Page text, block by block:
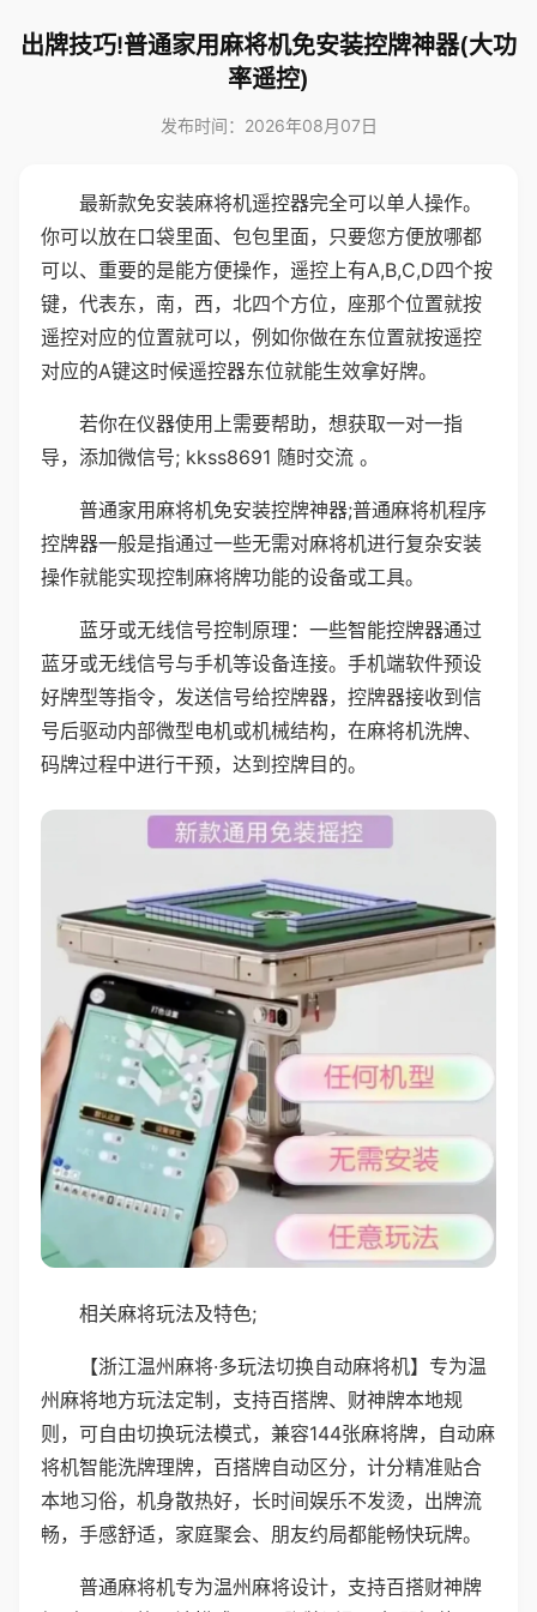
出牌技巧!普通家用麻将机免安装控牌神器(大功
率遥控)
发布时间：2026年08月07日
最新款免安装麻将机遥控器完全可以单人操作。
你可以放在口袋里面、包包里面，只要您方便放哪都
可以、重要的是能方便操作，遥控上有A,B,C,D四个按
键，代表东，南，西，北四个方位，座那个位置就按
遥控对应的位置就可以，例如你做在东位置就按遥控
对应的A键这时候遥控器东位就能生效拿好牌。
若你在仪器使用上需要帮助，想获取一对一指
导，添加微信号; kkss8691 随时交流 。
普通家用麻将机免安装控牌神器;普通麻将机程序
控牌器一般是指通过一些无需对麻将机进行复杂安装
操作就能实现控制麻将牌功能的设备或工具。
蓝牙或无线信号控制原理：一些智能控牌器通过
蓝牙或无线信号与手机等设备连接。手机端软件预设
好牌型等指令，发送信号给控牌器，控牌器接收到信
号后驱动内部微型电机或机械结构，在麻将机洗牌、
码牌过程中进行干预，达到控牌目的。
相关麻将玩法及特色;
【浙江温州麻将·多玩法切换自动麻将机】专为温
州麻将地方玩法定制，支持百搭牌、财神牌本地规
则，可自由切换玩法模式，兼容144张麻将牌，自动麻
将机智能洗牌理牌，百搭牌自动区分，计分精准贴合
本地习俗，机身散热好，长时间娱乐不发烫，出牌流
畅，手感舒适，家庭聚会、朋友约局都能畅快玩牌。
普通麻将机专为温州麻将设计，支持百搭财神牌